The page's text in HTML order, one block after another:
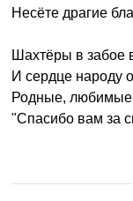
Несёте драгие
Шахтёры в забое
И сердце народу
Родные, любимые
"Спасибо вам за